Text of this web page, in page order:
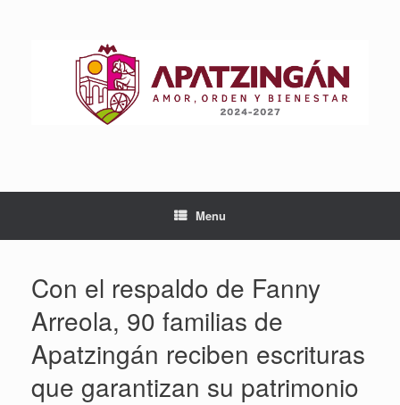
Menu
Con el respaldo de Fanny
Arreola, 90 familias de
Apatzingán reciben escrituras
que garantizan su patrimonio